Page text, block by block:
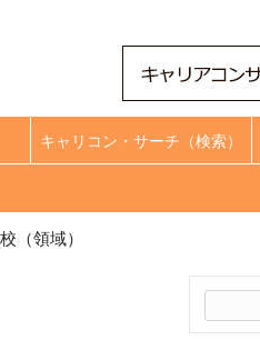
キャリコン・サーチ（検索）
（領域）